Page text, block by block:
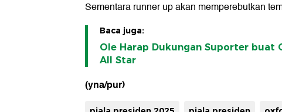
Sementara runner up akan memperebutkan
Baca juga:
Ole Harap Dukungan Suporter buat
All Star
(yna/pur)